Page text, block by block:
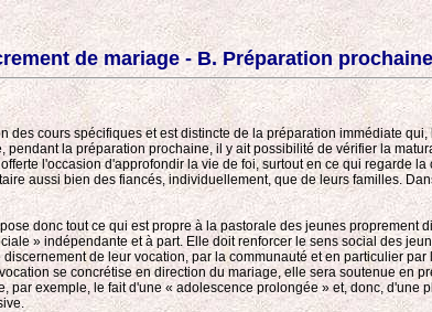
de mariage - B. Préparation prochaine
cours spécifiques et est distincte de la préparation immédiate
la préparation prochaine, il y ait possibilité de vérifier la
l'occasion d'approfondir la vie de foi, surtout en ce qui regarde
aussi bien des fiancés, individuellement, que de leurs familles.
donc tout ce qui est propre à la pastorale des jeunes proprement
» indépendante et à part. Elle doit renforcer le sens social des
de leur vocation, par la communauté et en particulier
se concrétise en direction du mariage, elle sera soutenue en
exemple, le fait d'une « adolescence prolongée » et, donc,